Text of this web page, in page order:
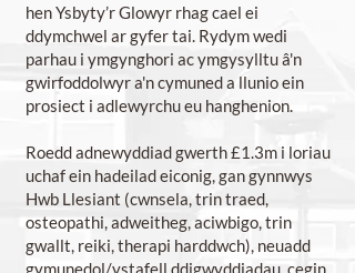
hen Ysbyty’r Glowyr rhag cael ei
ddymchwel ar gyfer tai. Rydym wedi
parhau i ymgynghori ac ymgysylltu â'n
gwirfoddolwyr a'n cymuned a llunio ein
prosiect i adlewyrchu eu hanghenion.
Roedd adnewyddiad gwerth £1.3m i loriau
uchaf ein hadeilad eiconig, gan gynnwys
Hwb Llesiant (cwnsela, trin traed,
osteopathi, adweitheg, aciwbigo, trin
gwallt, reiki, therapi harddwch), neuadd
gymunedol/ystafell ddigwyddiadau, cegin